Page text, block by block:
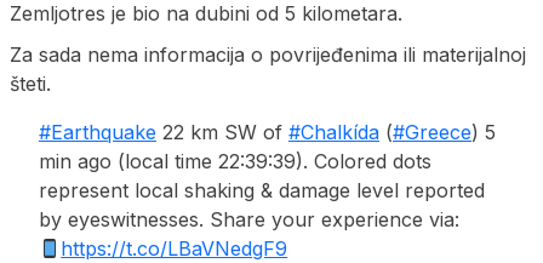
Zemljotres je bio na dubini od 5 kilometara.
Za sada nema informacija o povrijeđenima ili materijalnoj
šteti.
#Earthquake 22 km SW of #Chalkída (#Greece) 5
min ago (local time 22:39:39). Colored dots
represent local shaking & damage level reported
by eyeswitnesses. Share your experience via:
https://t.co/LBaVNedgF9